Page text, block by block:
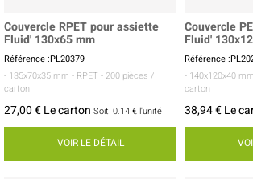
Couvercle RPET pour assiette
Fluid' 130x65 mm
Référence :PL20379
- 135x70x35 mm - RPET - 200 pièces /
carton
27,00 € Le carton Soit 0.14 € l'unité
VOIR LE DÉTAIL
Couvercle
Fluid'
Référence
- 140x120x40 mm
carton
38,94 € Le